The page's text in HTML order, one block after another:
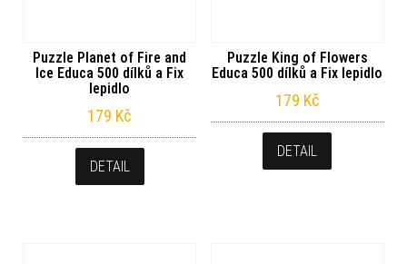
Puzzle Planet of Fire and
Ice Educa 500 dílků a Fix
lepidlo
179 Kč
DETAIL
Puzzle King of Flowers
Educa 500 dílků a Fix lepidlo
179 Kč
DETAIL